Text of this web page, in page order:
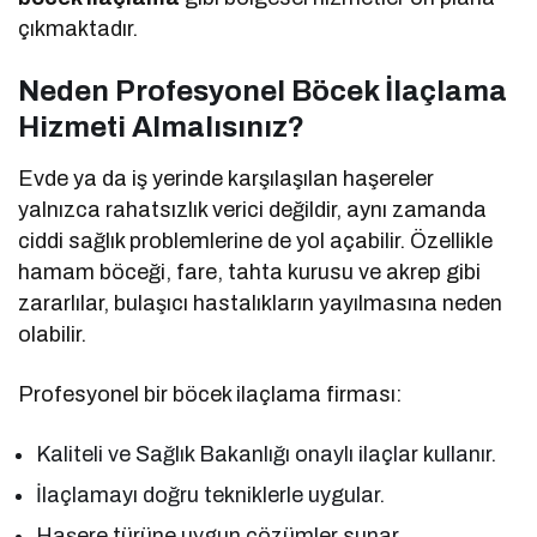
çıkmaktadır.
Neden Profesyonel Böcek İlaçlama
Hizmeti Almalısınız?
Evde ya da iş yerinde karşılaşılan haşereler
yalnızca rahatsızlık verici değildir, aynı zamanda
ciddi sağlık problemlerine de yol açabilir. Özellikle
hamam böceği, fare, tahta kurusu ve akrep gibi
zararlılar, bulaşıcı hastalıkların yayılmasına neden
olabilir.
Profesyonel bir böcek ilaçlama firması:
Kaliteli ve Sağlık Bakanlığı onaylı ilaçlar kullanır.
İlaçlamayı doğru tekniklerle uygular.